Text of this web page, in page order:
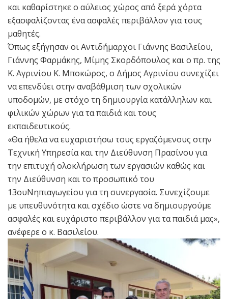
και καθαρίστηκε ο αύλειος χώρος από ξερά χόρτα
εξασφαλίζοντας ένα ασφαλές περιβάλλον για τους
μαθητές.
Όπως εξήγησαν οι Αντιδήμαρχοι Γιάννης Βασιλείου,
Γιάννης Φαρμάκης, Μίμης Σκορδόπουλος και ο πρ. της
Κ. Αγρινίου Κ. Μποκώρος, ο Δήμος Αγρινίου συνεχίζει
να επενδύει στην αναβάθμιση των σχολικών
υποδομών, με στόχο τη δημιουργία κατάλληλων και
φιλικών χώρων για τα παιδιά και τους
εκπαιδευτικούς.
«Θα ήθελα να ευχαριστήσω τους εργαζόμενους στην
Τεχνική Υπηρεσία και την Διεύθυνση Πρασίνου για
την επιτυχή ολοκλήρωση των εργασιών καθώς και
την Διεύθυνση και το προσωπικό του
13ουΝηπιαγωγείου για τη συνεργασία. Συνεχίζουμε
με υπευθυνότητα και σχέδιο ώστε να δημιουργούμε
ασφαλές και ευχάριστο περιβάλλον για τα παιδιά μας»,
ανέφερε ο κ. Βασιλείου.